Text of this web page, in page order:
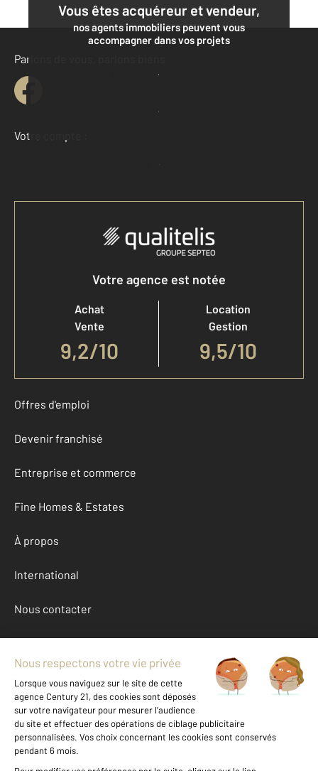
Vous êtes acquéreur et vendeur,
nos agents immobiliers peuvent vous
accompagner dans vos projets
Contacter l'agence
Demander une estimation
Parlons de vous, parlons biens
Votre compte :
Accéder à mon compte
Votre agence est notée
Achat
Vente
9,2/10
Location
Gestion
9,5/10
Offres d'emploi
Devenir franchisé
Entreprise et commerce
Fine Homes & Estates
À propos
International
Nous contacter
Mentions légales & CGU et Barèmes d'honoraires
Données personnelles
Gestionnaire des cookies